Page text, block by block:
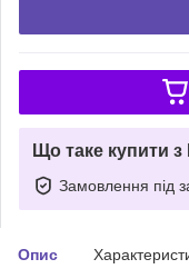
Що таке купити
Замовлення під
Опис